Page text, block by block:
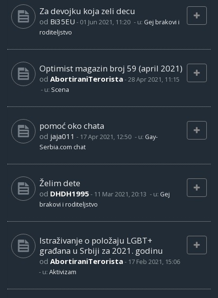
Za devojku koja zeli decu
od Bi35EU - 01 Jun 2021, 11:20 - u: Gej brakovi i
roditeljstvo
Optimist magazin broj 59 (april 2021)
od AbortiraniTerorista-28 Apr 2021, 11:15
- u: Scena
pomoć oko chata
od jaja011 - 17 Apr 2021, 12:50 - u: Gay-
Serbia.com chat
Želim dete
od DHDH1995- 11 Mar 2021, 20:13 - u: Gej
brakovi i roditeljstvo
Istraživanje o položaju LGBT+
građana u Srbiji za 2021. godinu
od AbortiraniTerorista- 17 Feb 2021, 15:06
- u: Aktivizam